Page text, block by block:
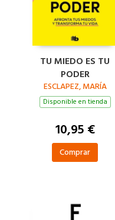
TU MIEDO ES TU
PODER
ESCLAPEZ, MARÍA
Disponible en tienda
10,95 €
Comprar